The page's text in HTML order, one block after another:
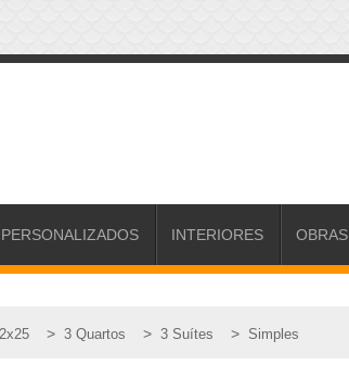
PERSONALIZADOS INTERIORES OBRAS
> 3 Quartos > 3 Suítes > Simples